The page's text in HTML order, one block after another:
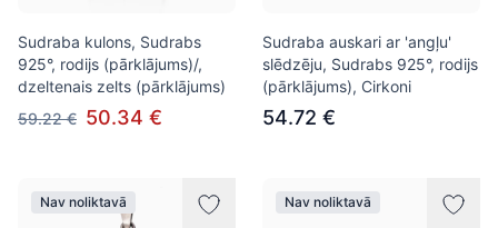
Sudraba kulons, Sudrabs
925°, rodijs (pārklājums)/,
dzeltenais zelts (pārklājums)
59.22 € 50.34 €
Sudraba auskari ar 'angļu'
slēdzēju, Sudrabs 925°, rodijs
(pārklājums), Cirkoni
54.72 €
Nav noliktavā Nav noliktavā